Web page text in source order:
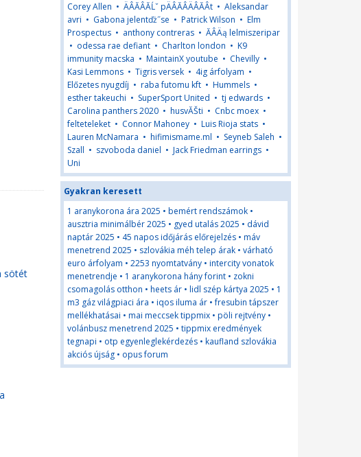
sötét
Corey Allen • ÄÂĂÂĂĹˇ pÄÂĂÂÄÂĂÂ­t • Aleksandar
avri • Gabona jelentďż˝se • Patrick Wilson • Elm
Prospectus • anthony contreras • ĂÂÄą lelmiszeripar
• odessa rae defiant • Charlton london • K9
immunity macska • MaintainX youtube • Chevilly •
Kasi Lemmons • Tigris versek • 4ig árfolyam •
Előzetes nyugdíj • raba futomu kft • Hummels •
esther takeuchi • SuperSport United • tj edwards •
Carolina panthers 2020 • husvĂŠti • Cnbc moex •
felteteleket • Connor Mahoney • Luis Rioja stats •
Lauren McNamara • hifimismame.ml • Seyneb Saleh •
Szall • szvoboda daniel • Jack Friedman earrings •
Uni
Gyakran keresett
1 aranykorona ára 2025 • bemért rendszámok •
ausztria minimálbér 2025 • gyed utalás 2025 • dávid
naptár 2025 • 45 napos időjárás előrejelzés • máv
menetrend 2025 • szlovákia méh telep árak • várható
euro árfolyam • 2253 nyomtatvány • intercity vonatok
menetrendje • 1 aranykorona hány forint • zokni
csomagolás otthon • heets ár • lidl szép kártya 2025 • 1
m3 gáz világpiaci ára • iqos iluma ár •fresubin tápszer
mellékhatásai • mai meccsek tippmix • pöli rejtvény •
volánbusz menetrend 2025 • tippmix eredmények
tegnapi • otp egyenleglekérdezés • kaufland szlovákia
akciós újság • opus forum